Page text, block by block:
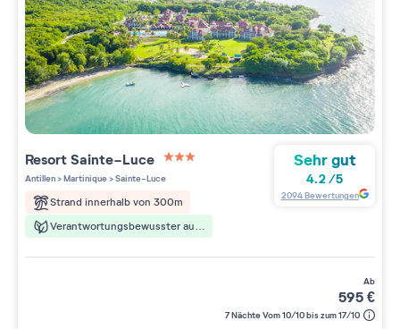
ResortSainte-Luce
3 étoiles sur 5
Antillen>Martinique>Sainte-Luce
Strand innerhalb von 300m
Verantwortungsbewusster aufenthalt
Sehr gut
4.2/5
2094Bewertungen
ab
595€
7 Nächte Vom 10/10 bis zum 17/10